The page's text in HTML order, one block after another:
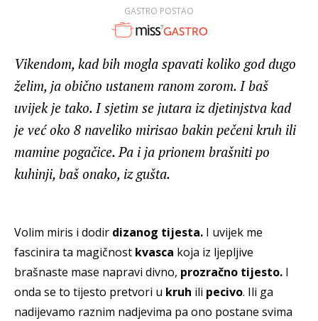
GASTRO POSTAO
Vikendom, kad bih mogla spavati koliko god dugo
želim, ja obično ustanem ranom zorom. I baš
uvijek je tako. I sjetim se jutara iz djetinjstva kad
je već oko 8 naveliko mirisao bakin pečeni kruh ili
mamine pogačice. Pa i ja prionem brašniti po
kuhinji, baš onako, iz gušta.
Volim miris i dodir dizanog tijesta. I uvijek me
fascinira ta magičnost kvasca koja iz ljepljive
brašnaste mase napravi divno, prozračno tijesto. I
onda se to tijesto pretvori u kruh ili pecivo. Ili ga
nadijevamo raznim nadjevima pa ono postane svima